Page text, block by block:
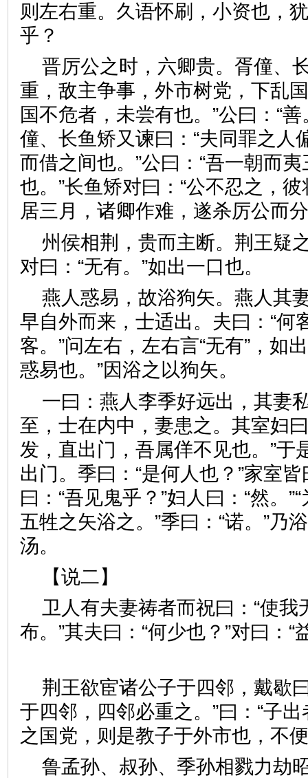
则左右重。久语怀刷，小资也，
乎？
晋厉公之时，六卿贵。胥僮、
重，敌主争事，外市树党，下乱
国不危者，未尝有也。”公曰：“
僮、长鱼矫又谏曰：“夫同罪之人
而借之间也。”公曰：“吾一朝而
也。”长鱼矫对曰：“公不忍之，
居三月，诸卿作难，遂杀厉
州侯相荆，贵而主断。荆王疑
对曰：“无有。”如出一口也。
燕人惑易，故浴狗矢。燕人其
早自外而来，士适出。夫曰：“何
客。”问左右，左右言“无有”，如
惑易也。”因浴之以狗矢。
一曰：燕人李季好远出，其妻
至，士在内中，妻患之。其室妇
发，直出门，吾属佯不见也。”于
出门。季曰：“是何人也？”家室皆
曰：“吾见鬼乎？”妇人曰：“然。
五牲之矢浴之。”季曰：“诺。”乃
汤。
【说二】
卫人有夫妻祷者而祝曰：“使我
布。”其夫曰：“何少也？”对曰：“
荆王欲宦诸公子于四邻，戴歇
于四邻，四邻必重之。”曰：“子
之国党，则是教子于外市也，
鲁孟孙、叔孙、季孙相戮力劫